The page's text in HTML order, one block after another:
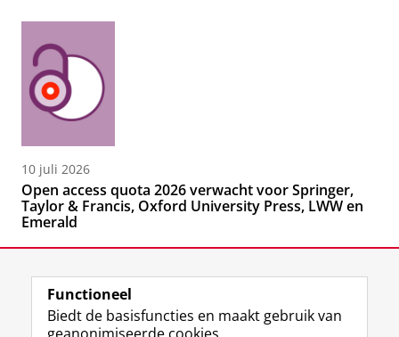
10 juli 2026
Open access quota 2026 verwacht voor Springer,
Taylor & Francis, Oxford University Press, LWW en
Emerald
Functioneel
Biedt de basisfuncties en maakt gebruik van